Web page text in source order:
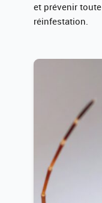
et prévenir toute
réinfestation.